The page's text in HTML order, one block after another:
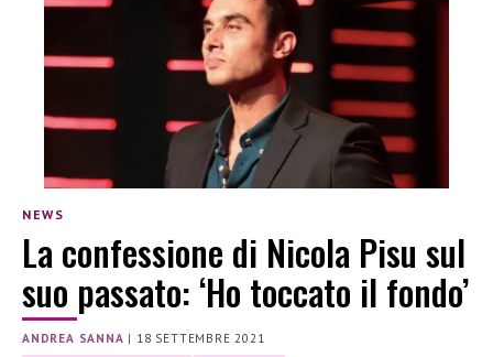
NEWS
La confessione di Nicola Pisu sul
suo passato: ‘Ho toccato il fondo’
ANDREA SANNA | 18 SETTEMBRE 2021